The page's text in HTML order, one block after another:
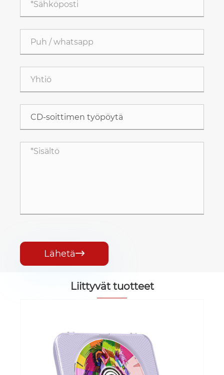
Lähetä
Liittyvät tuotteet
Katso lisää >>